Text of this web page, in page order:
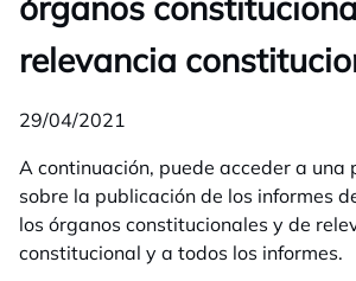
relevancia
29/04/2021
A continuación, puede acceder a una
sobre la publicación de los informes
los órganos constitucionales y de
constitucional y a todos los informes.